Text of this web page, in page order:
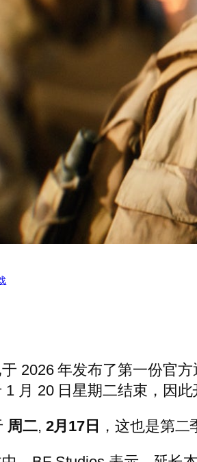
于 2026 年发布了第一份官
月 20 日星期二结束，因此
周二, 2月17日 ，这也是第